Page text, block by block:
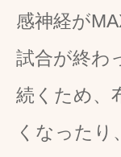
感神経が
試合が終わ
続くため、
くなったり